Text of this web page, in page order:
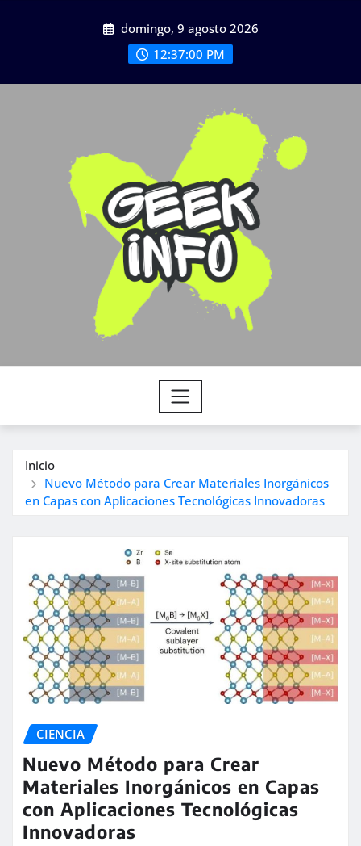
domingo, 9 agosto 2026
12:37:01 PM
Inicio
Nuevo Método para Crear Materiales Inorgánicos
en Capas con Aplicaciones Tecnológicas Innovadoras
CIENCIA
Nuevo Método para Crear
Materiales Inorgánicos en Capas
con Aplicaciones Tecnológicas
Innovadoras